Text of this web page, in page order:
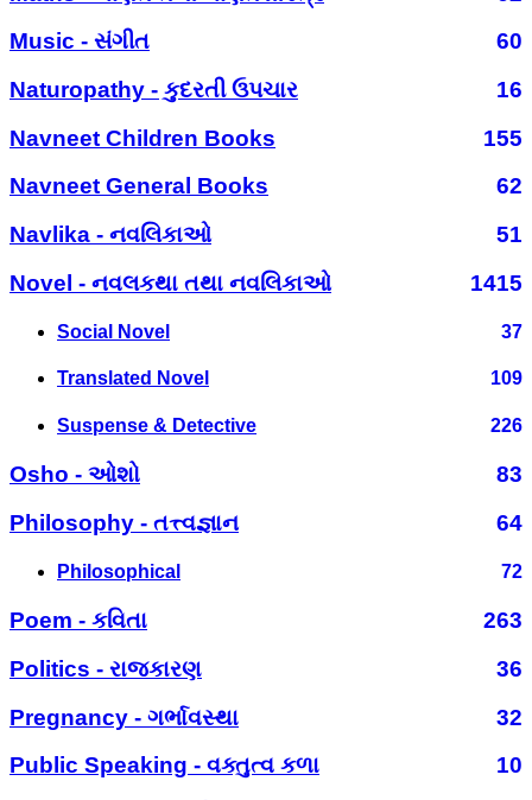
Music - સંગીત
60
Naturopathy - કુદરતી ઉપચાર
16
Navneet Children Books
155
Navneet General Books
62
Navlika - નવલિકાઓ
51
Novel - નવલકથા તથા નવલિકાઓ
1415
Social Novel 37
Translated Novel 109
Suspense & Detective 226
Osho - ઓશો
83
Philosophy - તત્ત્વજ્ઞાન
64
Philosophical 72
Poem - કવિતા
263
Politics - રાજકારણ
36
Pregnancy - ગર્ભાવસ્થા
32
Public Speaking - વક્તુત્વ કળા
10